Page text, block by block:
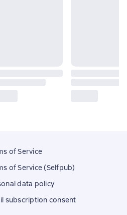
of Service
of Service (Selfpub)
data policy
subscription consent